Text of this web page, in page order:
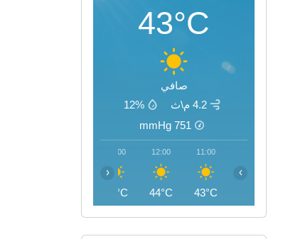
43°C
صافي
4.2 م\ث
12%
751
mmHg
11:00
43°C
12:00
44°C
13:00
45°C
‹ ›